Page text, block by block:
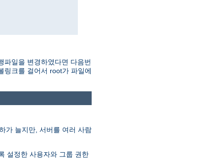
파일을 변경하였다면 다음번
링크를 걸어서 root가 파일에
가 늘지만, 서버를 여러 사람
설정한 사용자와 그룹 권한